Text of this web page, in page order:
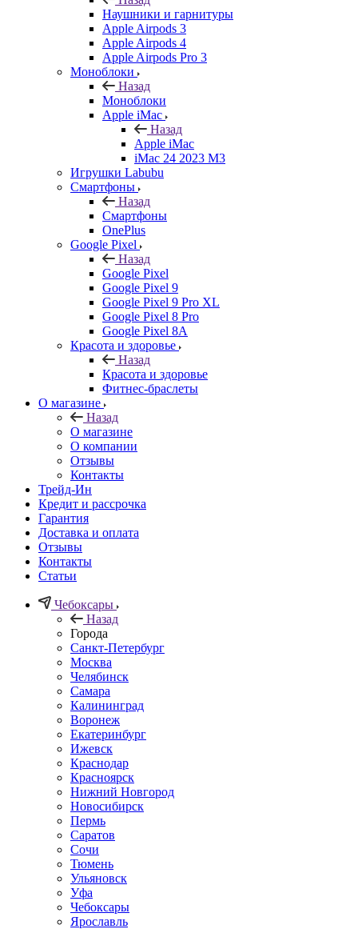
Наушники и гарнитуры
Apple Airpods 3
Apple Airpods 4
Apple Airpods Pro 3
Моноблоки
Назад
Моноблоки
Apple iMac
Назад
Apple iMac
iMac 24 2023 M3
Игрушки Labubu
Смартфоны
Назад
Смартфоны
OnePlus
Google Pixel
Назад
Google Pixel
Google Pixel 9
Google Pixel 9 Pro XL
Google Pixel 8 Pro
Google Pixel 8A
Красота и здоровье
Назад
Красота и здоровье
Фитнес-браслеты
О магазине
Назад
О магазине
О компании
Отзывы
Контакты
Трейд-Ин
Кредит и рассрочка
Гарантия
Доставка и оплата
Отзывы
Контакты
Статьи
Чебоксары
Назад
Города
Санкт-Петербург
Москва
Челябинск
Самара
Калининград
Воронеж
Екатеринбург
Ижевск
Краснодар
Красноярск
Нижний Новгород
Новосибирск
Пермь
Саратов
Сочи
Тюмень
Ульяновск
Уфа
Чебоксары
Ярославль